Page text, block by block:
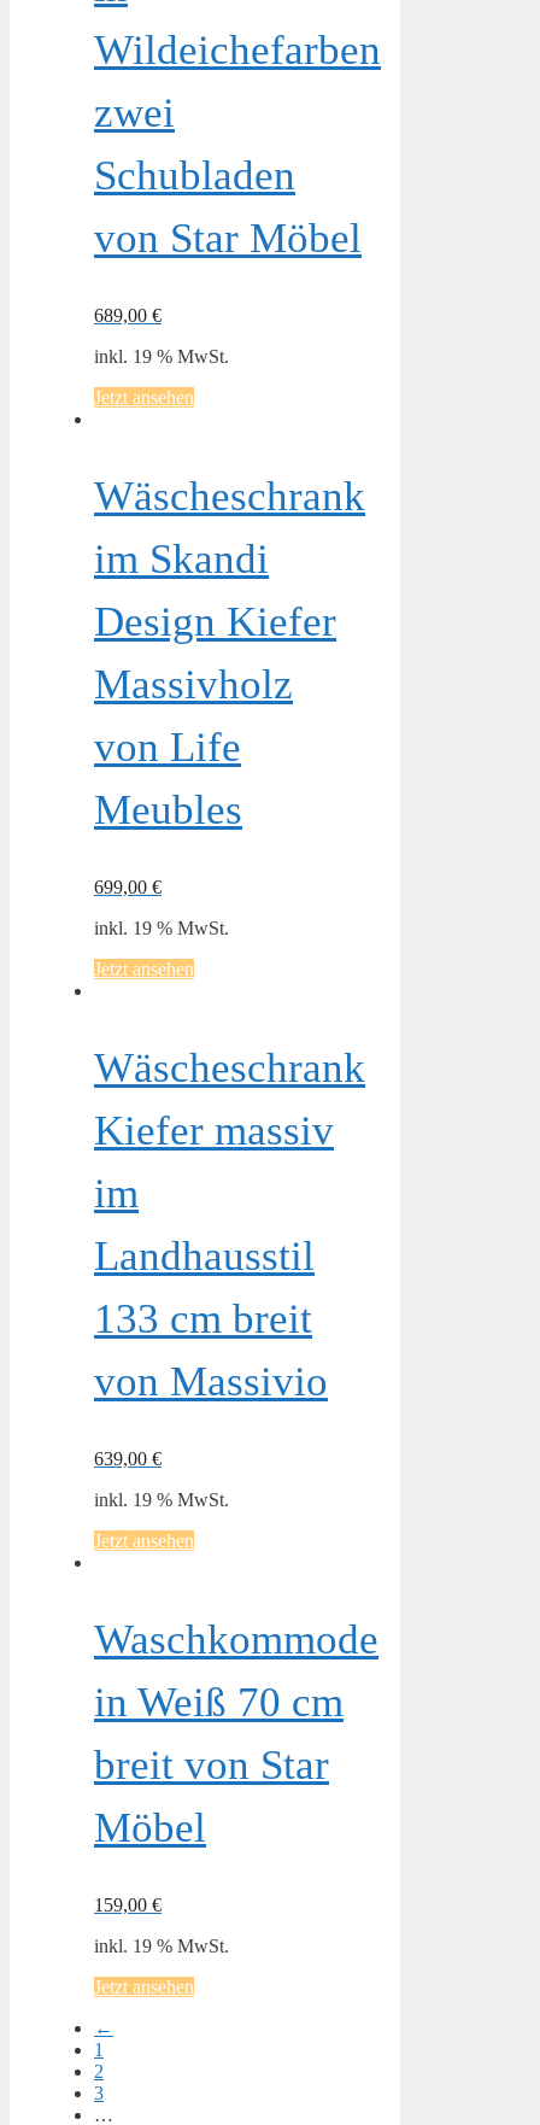
Wildeichefarben
zwei
Schubladen
von Star Möbel
689,00 €
inkl. 19 % MwSt.
Jetzt ansehen
Wäscheschrank
im Skandi
Design Kiefer
Massivholz
von Life
Meubles
699,00 €
inkl. 19 % MwSt.
Jetzt ansehen
Wäscheschrank
Kiefer massiv
im
Landhausstil
133 cm breit
von Massivio
639,00 €
inkl. 19 % MwSt.
Jetzt ansehen
Waschkommode
in Weiß 70 cm
breit von Star
Möbel
159,00 €
inkl. 19 % MwSt.
Jetzt ansehen
←
1
2
3
…